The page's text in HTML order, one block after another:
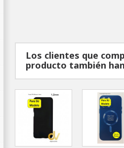
Los clientes que
producto también